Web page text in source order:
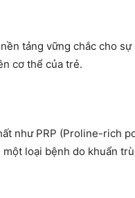
tảng vững chắc cho
cơ thể của trẻ.
như PRP (Proline-rich
loại bệnh do khuẩn